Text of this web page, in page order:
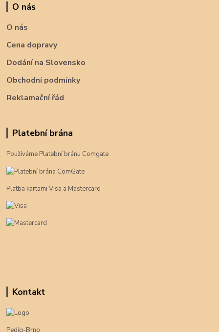
O nás
O nás
Cena dopravy
Dodání na Slovensko
Obchodní podmínky
Reklamační řád
Platební brána
Používáme Platební bránu Comgate
Platba kartami Visa a Mastercard
Kontakt
Pedig-Brno